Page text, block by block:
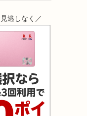
逃しなく／